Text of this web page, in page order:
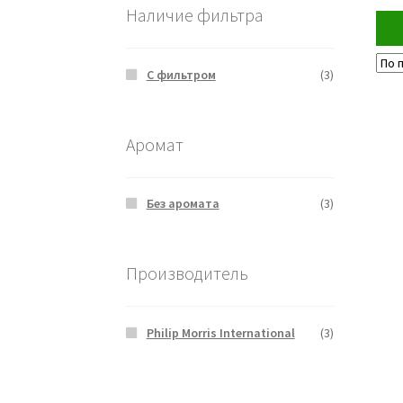
Наличие фильтра
С фильтром (3)
Аромат
Без аромата (3)
Производитель
Philip Morris International (3)